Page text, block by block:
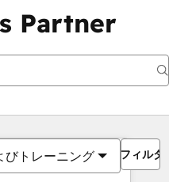
Partner
びトレーニング フィルタ